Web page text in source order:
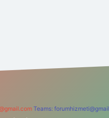
Teams: